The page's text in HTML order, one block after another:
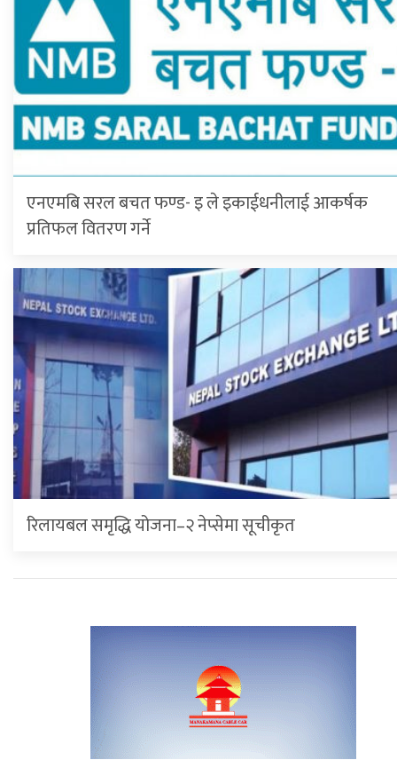
एनएमबि सरल बचत फण्ड- इ ले इकाईधनीलाई आकर्षक
प्रतिफल वितरण गर्ने
रिलायबल समृद्धि योजना–२ नेप्सेमा सूचीकृत